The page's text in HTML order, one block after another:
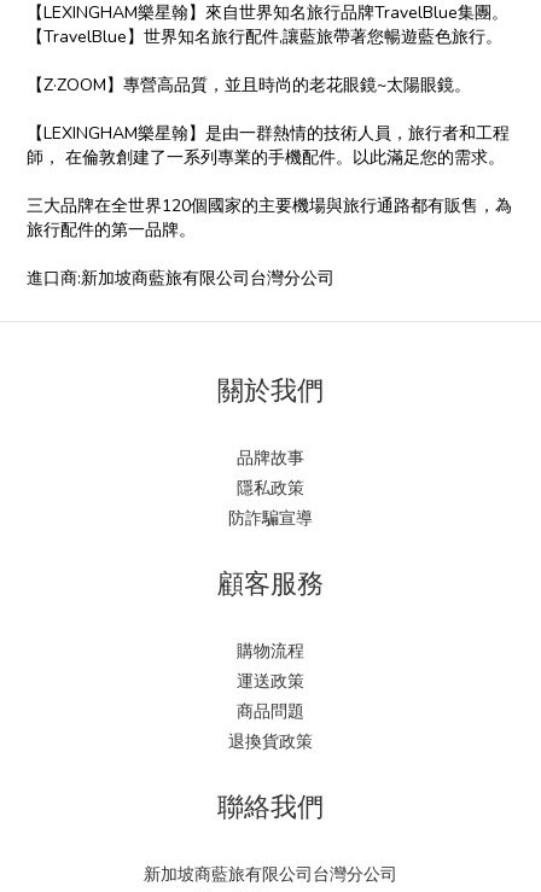
【LEXINGHAM樂星翰】來自世界知名旅行品牌TravelBlue集團。
【TravelBlue】世界知名旅行配件,讓藍旅帶著您暢遊藍色旅行。
【Z·ZOOM】專營高品質，並且時尚的老花眼鏡~太陽眼鏡。
【LEXINGHAM樂星翰】是由一群熱情的技術人員，旅行者和工程
師， 在倫敦創建了一系列專業的手機配件。以此滿足您的需求。
三大品牌在全世界120個國家的主要機場與旅行通路都有販售，為
旅行配件的第一品牌。
進口商:新加坡商藍旅有限公司台灣分公司
關於我們
品牌故事
隱私政策
防詐騙宣導
顧客服務
購物流程
運送政策
商品問題
退換貨政策
聯絡我們
新加坡商藍旅有限公司台灣分公司